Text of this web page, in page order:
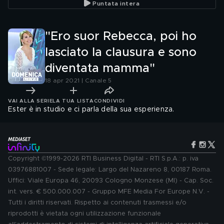
Puntata intera
"Ero suor Rebecca, poi ho
lasciato la clausura e sono
diventata mamma"
18 apr 2021 | Canale 5
VAI ALLA SERIE LA TUA LISTA CONDIVIDI
Ester è in studio e ci parla della sua esperienza.
Copyright ©1999-2026 RTI Business Digital - RTI S.p.A.: p. iva
03976881007 - Sede legale: Largo del Nazareno 8, 00187 Roma.
Uffici: Viale Europa 46, 20093 Cologno Monzese (MI) - Cap. Soc.
int. vers. € 500.000.007 - Gruppo MFE Media For Europe N.V. -
Tutti i diritti riservati. Rispetto ai contenuti trasmessi e/o
riprodotti è vietata ogni utilizzazione funzionale